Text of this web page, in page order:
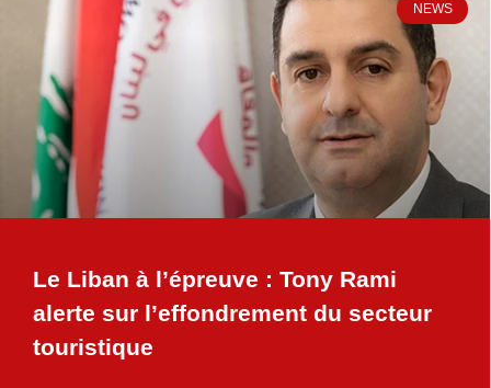
NEWS
Le Liban à l’épreuve : Tony Rami
alerte sur l’effondrement du secteur
touristique